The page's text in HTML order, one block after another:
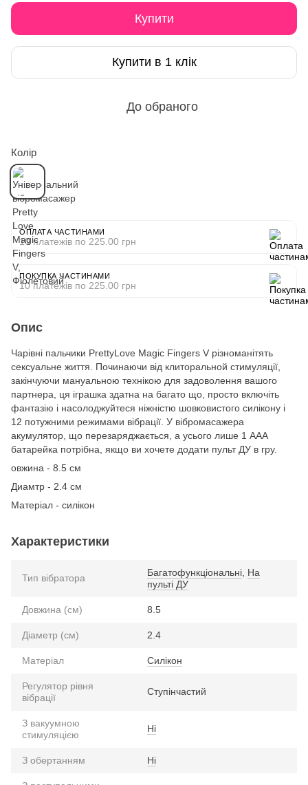
Купити
Купити в 1 клік
До обраного
Колір
ОПЛАТА ЧАСТИНАМИ
10 платежів по 225.00 грн
ПОКУПКА ЧАСТИНАМИ
10 платежів по 225.00 грн
Опис
Чарівні пальчики PrettyLove Magic Fingers V різноманітять
сексуальне життя. Починаючи від клиторальной стимуляції,
закінчуючи мануальною технікою для задоволення вашого
партнера, ця іграшка здатна на багато що, просто включіть
фантазію і насолоджуйтеся ніжністю шовковистого силікону і
12 потужними режимами вібрації. У вібромасажера
акумулятор, що перезаряджається, а усього лише 1 ААА
батарейка потрібна, якщо ви хочете додати пульт ДУ в гру.
овжина - 8.5 см
Диамтр - 2.4 см
Матеріал - силікон
Характеристики
Тип вібратора Багатофункціональні На
пульті ДУ
Довжина (см) 8.5
Діаметр (см) 2.4
Матеріал Силікон
Регулятор рівня
вібрації
Ступінчастий
З вакуумною
стимуляцією
Ні
З обертанням Ні